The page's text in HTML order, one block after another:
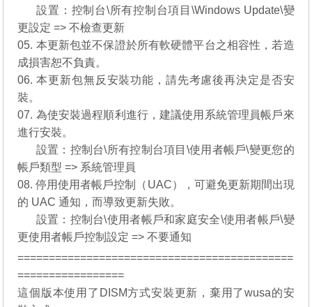
設置：控制台\所有控制台項目\Windows Update\變
更設定 => 不檢查更新
05. 本更新包並不保證於所有軟硬體平台之相容性，若造
成損害恕不負責。
06. 本更新包無反安裝功能，請先考慮後再決定是否安
裝。
07. 為使安裝過程順利進行，建議使用系統管理員帳戶來
進行安裝。
設置：控制台\所有控制台項目\使用者帳戶\變更您的
帳戶類型 => 系統管理員
08. 停用使用者帳戶控制（UAC），可避免更新期間出現
的 UAC 通知，而導致更新失敗。
設置：控制台\使用者帳戶和家庭安全\使用者帳戶\變
更使用者帳戶控制設定 => 不要通知
============================================
=================
這個版本使用了DISM方式安裝更新，棄用了wusa的安